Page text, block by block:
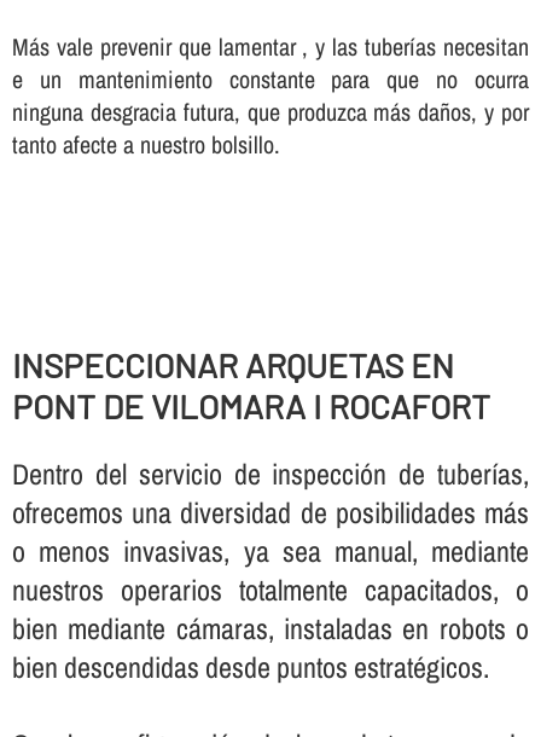
Más vale prevenir que lamentar , y las tuberí­as necesitan
e un mantenimiento constante para que no ocurra
ninguna desgracia futura, que produzca más daños, y por
tanto afecte a nuestro bolsillo.
INSPECCIONAR ARQUETAS EN
PONT DE VILOMARA I ROCAFORT
Dentro del servicio de inspección de tuberí­as,
ofrecemos una diversidad de posibilidades más
o menos invasivas, ya sea manual, mediante
nuestros operarios totalmente capacitados, o
bien mediante cámaras, instaladas en robots o
bien descendidas desde puntos estratégicos.